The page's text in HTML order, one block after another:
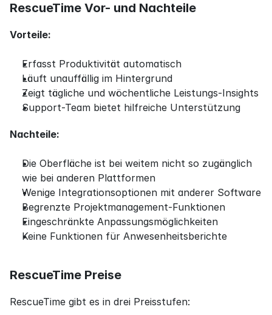
RescueTime Vor- und Nachteile
Vorteile:
Erfasst Produktivität automatisch
Läuft unauffällig im Hintergrund
Zeigt tägliche und wöchentliche Leistungs-Insights
Support-Team bietet hilfreiche Unterstützung
Nachteile:
Die Oberfläche ist bei weitem nicht so zugänglich
wie bei anderen Plattformen
Wenige Integrationsoptionen mit anderer Software
Begrenzte Projektmanagement-Funktionen
Eingeschränkte Anpassungsmöglichkeiten
Keine Funktionen für Anwesenheitsberichte
RescueTime Preise
RescueTime gibt es in drei Preisstufen: